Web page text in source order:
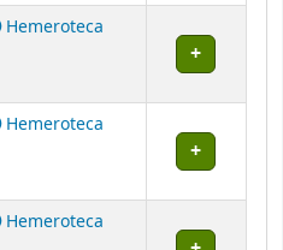
Hemeroteca
Hemeroteca
Hemeroteca